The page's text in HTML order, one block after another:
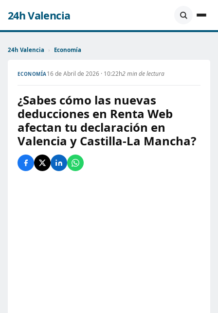
24h Valencia
24h Valencia › Economía
ECONOMÍA16 de Abril de 2026 · 10:22h2 min de lectura
¿Sabes cómo las nuevas
deducciones en Renta Web
afectan tu declaración en
Valencia y Castilla-La Mancha?